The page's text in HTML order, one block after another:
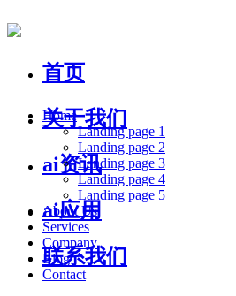
首页
关于我们
ai资讯
ai应用
联系我们
Home
Landing page 1
Landing page 2
Landing page 3
Landing page 4
Landing page 5
About Us
Services
Company
Blog
Contact